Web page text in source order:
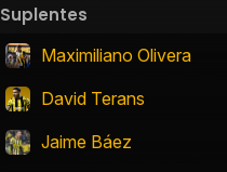
Suplentes
Maximiliano Olivera
David Terans
Jaime Báez